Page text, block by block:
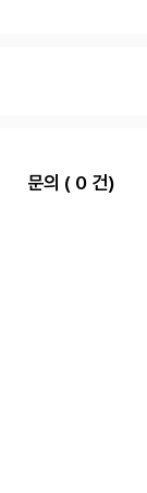
문의 ( 0 건)